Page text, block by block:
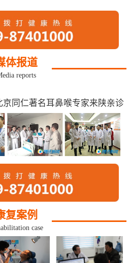
体报道
reports
京同仁著名耳鼻喉专家来陕亲诊
复案例
case